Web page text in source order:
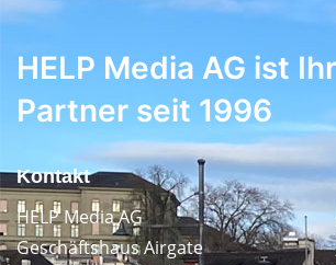
HELP Media AG ist
Partner seit 1996
Kontakt
HELP Media AG
Geschäftshaus Airgate